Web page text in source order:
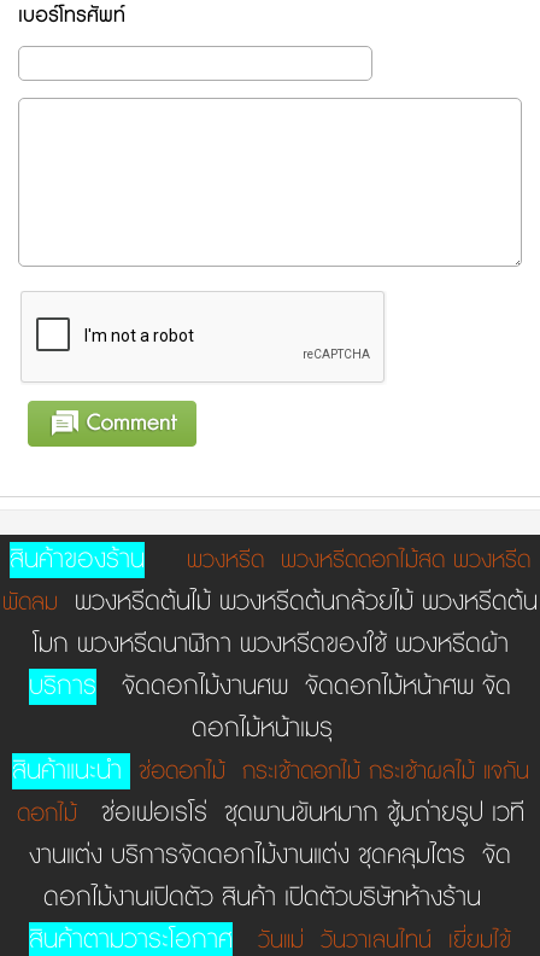
เบอร์โทรศัพท์
สินค้าของร้าน พวงหรีด พวงหรีดดอกไม้สด พวงหรีด
พัดลม พวงหรีดต้นไม้ พวงหรีดต้นกล้วยไม้ พวงหรีดต้น
โมก พวงหรีดนาฬิกา พวงหรีดของใช้ พวงหรีดผ้า
บริการ จัดดอกไม้งานศพ จัดดอกไม้หน้าศพ จัด
ดอกไม้หน้าเมรุ
สินค้าแนะนำ ช่อดอกไม้ กระเช้าดอกไม้ กระเช้าผลไม้ แจกัน
ดอกไม้
ช่อเฟอเรโร่ ชุดพานขันหมาก ชู้มถ่ายรูป เวที
งานแต่ง บริการจัดดอกไม้งานแต่ง ชุดคลุมไตร จัด
ดอกไม้งานเปิดตัว สินค้า เปิดตัวบริษัทห้างร้าน
สินค้าตามวาระโอกาศ
วันแม่ วันวาเลนไทน์ เยี่ยมไข้